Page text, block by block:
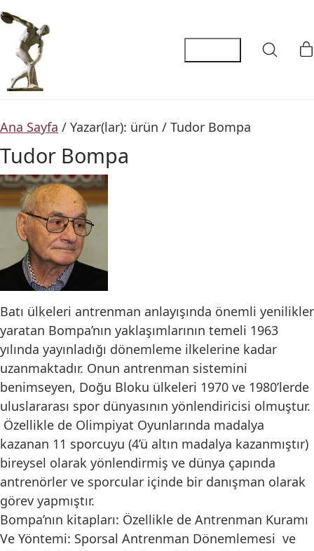
Ana Sayfa / Yazar(lar): ürün / Tudor Bompa
Tudor Bompa
Batı ülkeleri antrenman anlayışında önemli yenilikler
yaratan Bompa’nın yaklaşımlarının temeli 1963
yılında yayınladığı dönemleme ilkelerine kadar
uzanmaktadır. Onun antrenman sistemini
benimseyen, Doğu Bloku ülkeleri 1970 ve 1980’lerde
uluslararası spor dünyasının yönlendiricisi olmuştur.
Özellikle de Olimpiyat Oyunlarında madalya
kazanan 11 sporcuyu (4’ü altın madalya kazanmıştır)
bireysel olarak yönlendirmiş ve dünya çapında
antrenörler ve sporcular içinde bir danışman olarak
görev yapmıştır.
Bompa’nın kitapları: Özellikle de Antrenman Kuramı
Ve Yöntemi: Sporsal Antrenman Dönemlemesi ve